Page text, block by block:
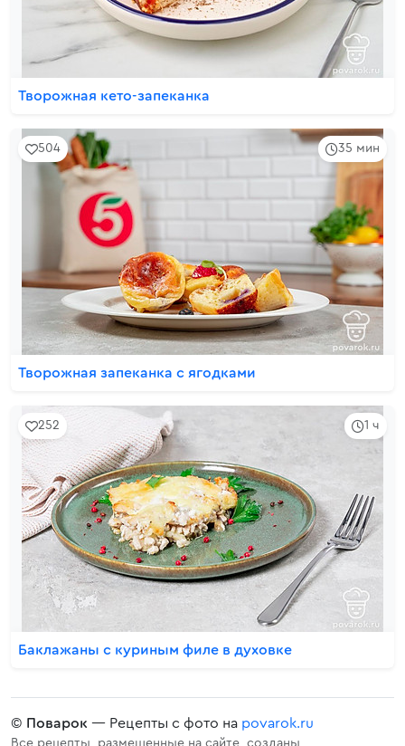
Творожная кето-запеканка
35 мин
504
Творожная запеканка с ягодками
1 ч
252
Баклажаны с куриным филе в духовке
© Поварок — Рецепты с фото на povarok.ru
Все рецепты, размещенные на сайте, созданы